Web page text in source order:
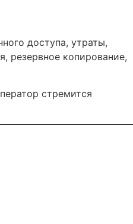
доступа, утраты,
резервное копирование,
стремится